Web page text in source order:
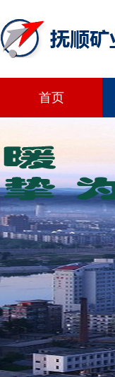
首页